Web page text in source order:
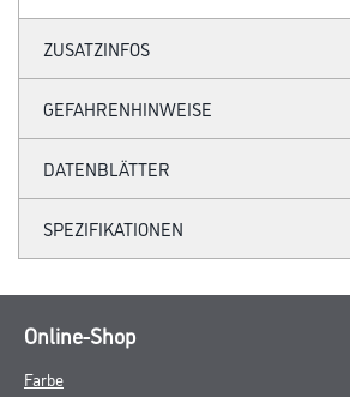
ZUSATZINFOS
GEFAHRENHINWEISE
DATENBLÄTTER
SPEZIFIKATIONEN
Online-Shop
Farbe